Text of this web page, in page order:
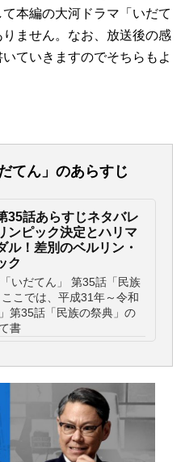
本編の大河ドラマ「いだて
ません。なお、放送後の感
ていきますのでそちらもよ
てん」のあらすじ
35話あらすじネタバレ
ンピック決定とハリマ
ル！差別のベルリン・
ク
いだてん」 第35話「民族
こでは、平成31年～令和
第35話「民族の祭典」の
書